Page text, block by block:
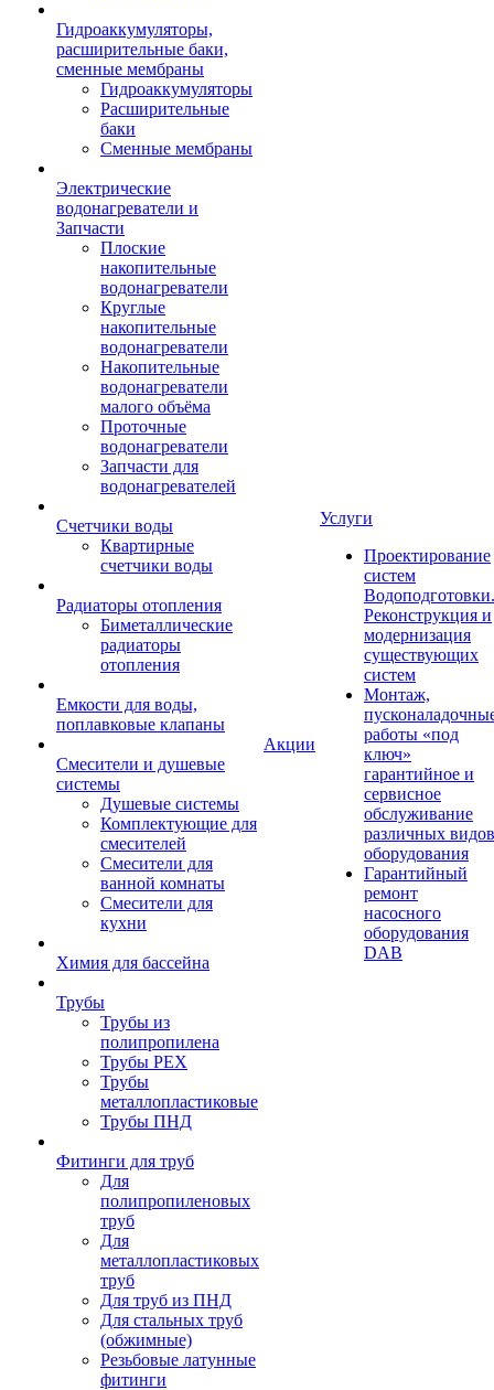
Гидроаккумуляторы,
расширительные баки,
сменные мембраны
Гидроаккумуляторы
Расширительные
баки
Сменные мембраны
Электрические
водонагреватели и
Запчасти
Плоские
накопительные
водонагреватели
Круглые
накопительные
водонагреватели
Накопительные
водонагреватели
малого объёма
Проточные
водонагреватели
Запчасти для
водонагревателей
Счетчики воды
Квартирные
счетчики воды
Радиаторы отопления
Биметаллические
радиаторы
отопления
Емкости для воды,
поплавковые клапаны
Смесители и душевые
системы
Душевые системы
Комплектующие для
смесителей
Смесители для
ванной комнаты
Смесители для
кухни
Химия для бассейна
Трубы
Трубы из
полипропилена
Трубы PEX
Трубы
металлопластиковые
Трубы ПНД
Фитинги для труб
Для
полипропиленовых
труб
Для
металлопластиковых
труб
Для труб из ПНД
Для стальных труб
(обжимные)
Резьбовые латунные
фитинги
Акции
Услуги
Проектирование
систем
Водоподготовки.
Реконструкция и
модернизация
существующих
систем
Монтаж,
работы «под
ключ»
гарантийное и
сервисное
обслуживание
различных видов
оборудования
Гарантийный
ремонт
насосного
оборудования
DAB